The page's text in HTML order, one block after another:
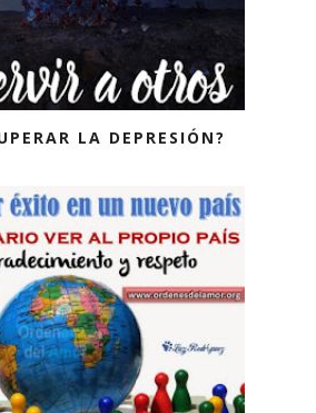
LA DEPRESIÓN?